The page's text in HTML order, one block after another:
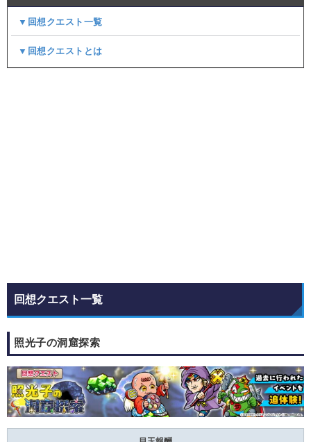
▼回想クエスト一覧
▼回想クエストとは
回想クエスト一覧
照光子の洞窟探索